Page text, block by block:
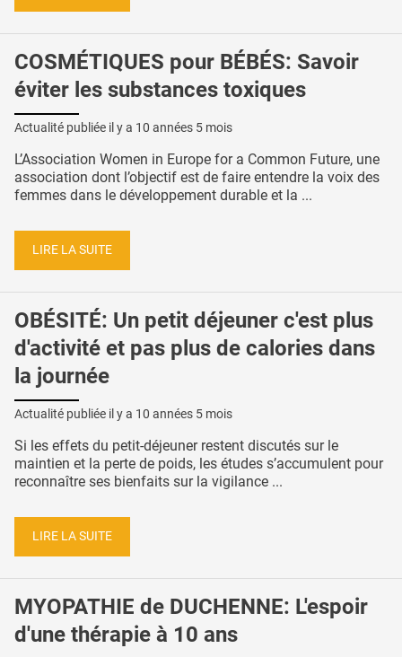
COSMÉTIQUES pour BÉBÉS: Savoir
éviter les substances toxiques
Actualité publiée il y a 10 années 5 mois
L’Association Women in Europe for a Common Future, une
association dont l’objectif est de faire entendre la voix des
femmes dans le développement durable et la ...
LIRE LA SUITE
OBÉSITÉ: Un petit déjeuner c'est plus
d'activité et pas plus de calories dans
la journée
Actualité publiée il y a 10 années 5 mois
Si les effets du petit-déjeuner restent discutés sur le
maintien et la perte de poids, les études s’accumulent pour
reconnaître ses bienfaits sur la vigilance ...
LIRE LA SUITE
MYOPATHIE de DUCHENNE: L'espoir
d'une thérapie à 10 ans